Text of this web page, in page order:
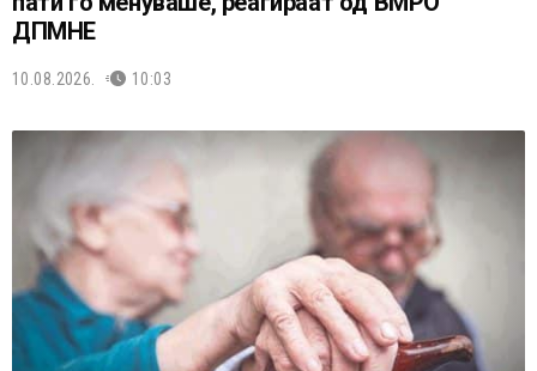
ДПМНЕ
10.08.2026. 10:03